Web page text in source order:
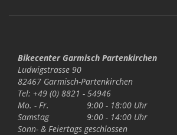
Bikecenter Garmisch Partenkirchen
Ludwigstrasse 90
82467 Garmisch-Partenkirchen
Tel: +49 (0) 8821 - 54946
Mo. - Fr.
9:00 - 18:00 Uhr
Samstag
9:00 - 14:00 Uhr
Sonn- & Feiertagsgeschlossen